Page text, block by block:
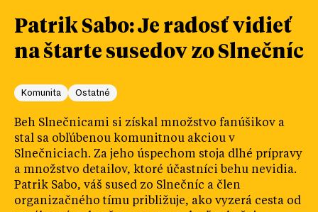
Patrik Sabo: Je radosť vidieť
na štarte susedov zo Slnečníc
Komunita Ostatné
Beh Slnečnicami si získal množstvo fanúšikov a
stal sa obľúbenou komunitnou akciou v
Slnečniciach. Za jeho úspechom stoja dlhé prípravy
a množstvo detailov, ktoré účastníci behu nevidia.
Patrik Sabo, váš sused zo Slnečníc a člen
organizačného tímu približuje, ako vyzerá cesta od